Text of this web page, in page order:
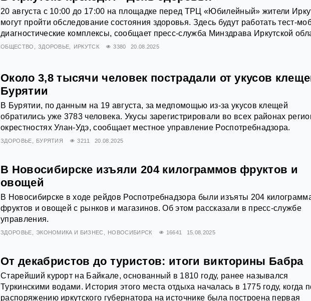
20 августа с 10:00 до 17:00 на площадке перед ТРЦ «Юбилейный» жители
могут пройти обследование состояния здоровья. Здесь будут работать тест-
диагностические комплексы, сообщает пресс-служба Минздрава Иркутской
ОБЩЕСТВО ЗДОРОВЬЕ ИРКУТСК 3380 20.08.2025
Около 3,8 тысячи человек пострадали от укусов
Бурятии
В Бурятии, по данным на 19 августа, за медпомощью из-за укусов клещей
обратились уже 3783 человека. Укусы зарегистрировали во всех районах
окрестностях Улан-Удэ, сообщает местное управление Роспотребнадзора.
ЗДОРОВЬЕ БУРЯТИЯ 3211 20.08.2025
В Новосибирске изъяли 204 килограммов фруктов и
овощей
В Новосибирске в ходе рейдов Роспотребнадзора были изъяты 204
фруктов и овощей с рынков и магазинов. Об этом рассказали в пресс-службе
управления.
ЗДОРОВЬЕ ЭКОНОМИКА И БИЗНЕС НОВОСИБИРСК 16641 15.08.2025
От декабристов до туристов: итоги викторины Бабра
Старейший курорт на Байкале, основанный в 1810 году, ранее назывался
Туркинскими водами. История этого места отдыха началась в 1775 году, когда
распоряжению иркутского губернатора на источнике была построена первая